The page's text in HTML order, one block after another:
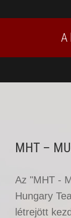
A
MHT –
Az "MHT -
Hungary
létrejött